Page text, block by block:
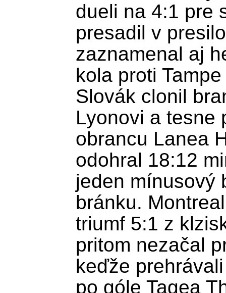
dueli na 4:1 pre
presadil v
zaznamenal aj
kola proti
Slovák clonil
Lyonovi a tesne
obrancu Lanea
odohral 18:12
jeden mínusový
bránku.
triumf 5:1 z
pritom nezačal
keďže
po góle Tagea